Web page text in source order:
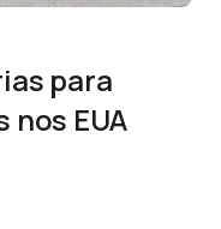
para
nos EUA